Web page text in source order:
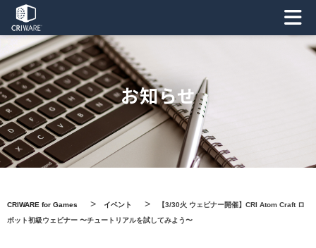
お知らせ
CRIWARE for Games > イベント >
【3/30火 ウェビナー開催】CRI Atom Craft ロ
ボット初級ウェビナー 〜チュートリアルを試してみよう〜